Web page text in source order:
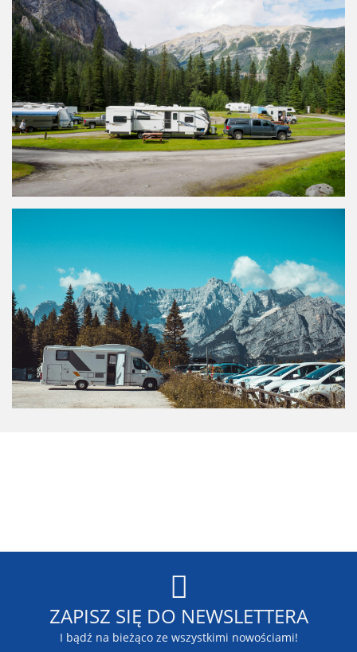
Blaupunkt
ZAPISZ SIĘ DO NEWSLETTERA
I bądź na bieżąco ze wszystkimi nowościami!